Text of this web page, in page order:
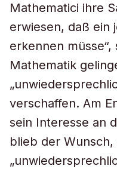
Mathematici ihre
erwiesen, daß ein
erkennen
Mathematik
verschaffen. Am
sein Interesse an
blieb der Wunsch,